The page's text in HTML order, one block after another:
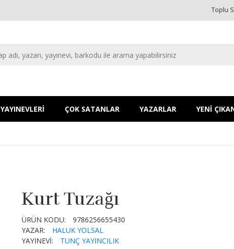
Toplu
YAYINEVLERİ ÇOK SATANLAR YAZARLAR YENİ
Kurt Tuzağı
ÜRÜN KODU:
9786256655430
YAZAR:
HALUK YOLSAL
YAYINEVİ:
TUNÇ YAYINCILIK